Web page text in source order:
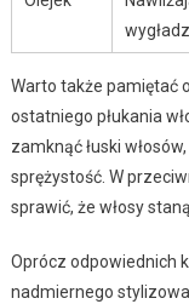
Warto także pamiętać
ostatniego płukania
zamknąć łuski
sprężystość. W
sprawić, że włosy
Oprócz odpowiednich
nadmiernego